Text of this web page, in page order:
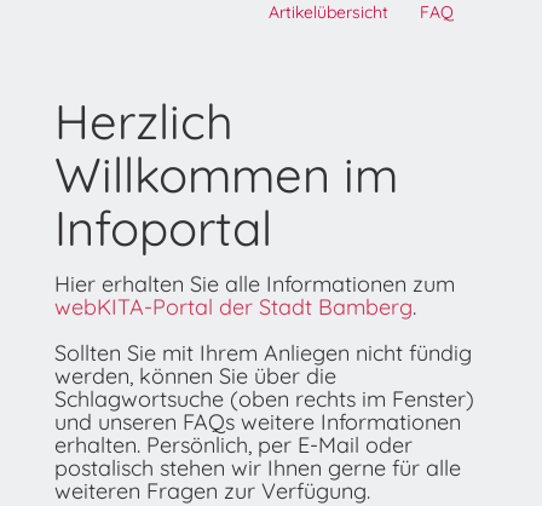
FAQ
Artikelübersicht
Herzlich
Willkommen im
Infoportal
Hier erhalten Sie alle Informationen zum
webKITA-Portal der Stadt Bamberg.
Sollten Sie mit Ihrem Anliegen nicht fündig
werden, können Sie über die
Schlagwortsuche (oben rechts im Fenster)
und unseren FAQs weitere Informationen
erhalten. Persönlich, per E-Mail oder
postalisch stehen wir Ihnen gerne für alle
weiteren Fragen zur Verfügung.